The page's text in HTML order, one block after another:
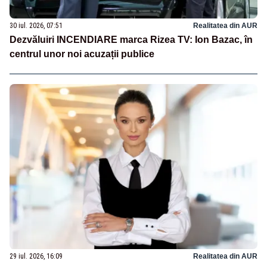
30 iul. 2026, 07:51 Realitatea din AUR
Dezvăluiri INCENDIARE marca Rizea TV: Ion Bazac, în
centrul unor noi acuzații publice
29 iul. 2026, 16:09 Realitatea din AUR